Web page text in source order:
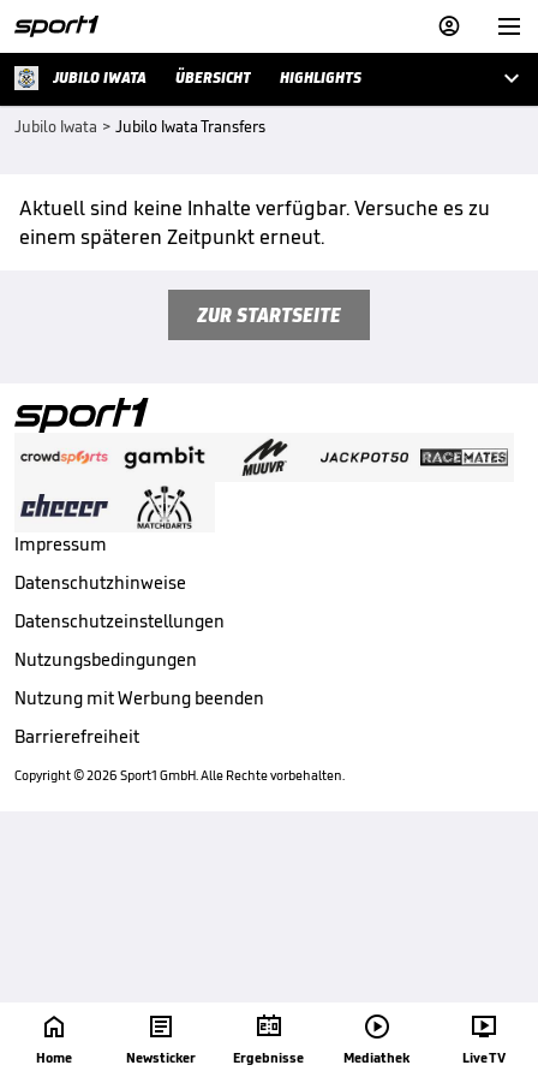


JUBILO IWATA ÜBERSICHT HIGHLIGHTS 
Jubilo Iwata > Jubilo Iwata Transfers
Aktuell sind keine Inhalte verfügbar. Versuche es zu
einem späteren Zeitpunkt erneut.

Home

Newsticker

Ergebnisse

Mediathek

Live TV
ZUR STARTSEITE
Impressum
Datenschutzhinweise
Datenschutzeinstellungen
Nutzungsbedingungen
Nutzung mit Werbung beenden
Barrierefreiheit
Copyright ©2026 Sport1 GmbH. Alle Rechte vorbehalten.